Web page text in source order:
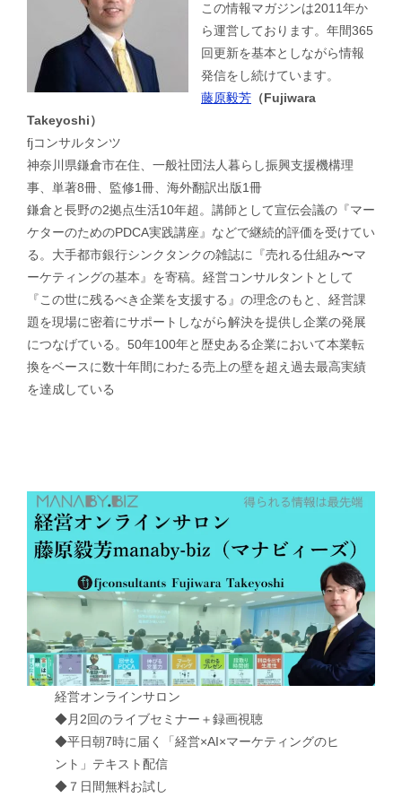
この情報マガジンは2011年か
ら運営しております。年間365
回更新を基本としながら情報
発信をし続けています。
藤原毅芳 （Fujiwara
Takeyoshi）
fjコンサルタンツ
神奈川県鎌倉市在住、一般社団法人暮らし振興支援機構理
事、単著8冊、監修1冊、海外翻訳出版1冊
鎌倉と長野の2拠点生活10年超。講師として宣伝会議の『マー
ケターのためのPDCA実践講座』などで継続的評価を受けてい
る。大手都市銀行シンクタンクの雑誌に『売れる仕組み〜マ
ーケティングの基本』を寄稿。経営コンサルタントとして
『この世に残るべき企業を支援する』の理念のもと、経営課
題を現場に密着にサポートしながら解決を提供し企業の発展
につなげている。50年100年と歴史ある企業において本業転
換をベースに数十年間にわたる売上の壁を超え過去最高実績
を達成している
経営オンラインサロン
◆月2回のライブセミナー＋録画視聴
◆平日朝7時に届く「経営×AI×マーケティングのヒ
ント」テキスト配信
◆７日間無料お試し